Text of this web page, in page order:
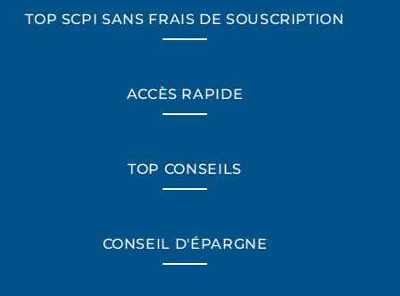
TOP SCPI SANS FRAIS DE SOUSCRIPTION
ACCÈS RAPIDE
TOP CONSEILS
CONSEIL D'ÉPARGNE